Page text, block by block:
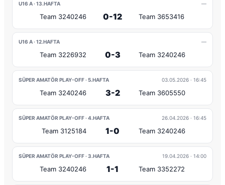
U16 A · 13.HAFTA —
Team 3240246 0-12 Team 3653416
U16 A · 12.HAFTA —
Team 3226932 0-3 Team 3240246
SÜPER AMATÖR PLAY-OFF · 5.HAFTA 03.05.2026 · 16:45
Team 3240246 3-2 Team 3605550
SÜPER AMATÖR PLAY-OFF · 4.HAFTA 26.04.2026 · 16:45
Team 3125184 1-0 Team 3240246
SÜPER AMATÖR PLAY-OFF · 3.HAFTA 19.04.2026 · 14:00
Team 3240246 1-1 Team 3352272